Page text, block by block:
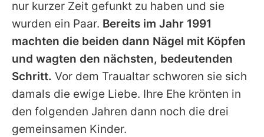
nur kurzer Zeit gefunkt zu haben und sie
wurden ein Paar. Bereits im Jahr 1991
machten die beiden dann Nägel mit Köpfen
und wagten den nächsten, bedeutenden
Schritt. Vor dem Traualtar schworen sie sich
damals die ewige Liebe. Ihre Ehe krönten in
den folgenden Jahren dann noch die drei
gemeinsamen Kinder.